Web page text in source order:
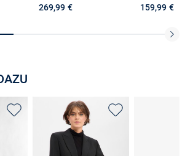
269,99 €
159,99 €